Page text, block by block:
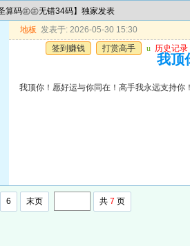
算码㊣㊣无错34码】独家发表
地板 发表于: 2026-05-30 15:30
签到赚钱
打赏高手 u 历史记录
我顶
我顶你！愿好运与你同在！高手我永远支持你
6 末页 共 7 页